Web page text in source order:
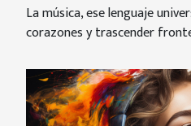
La música, ese lenguaje
corazones y trascender